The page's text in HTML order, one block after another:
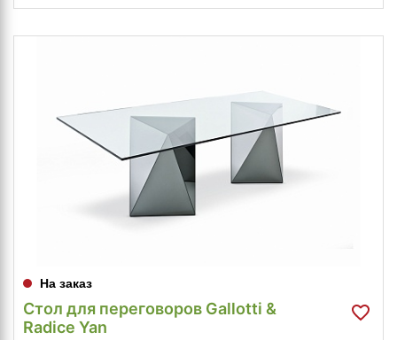
На заказ
Стол для переговоров Gallotti &
Radice Yan